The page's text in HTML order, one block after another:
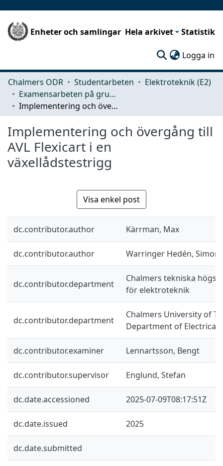
Enheter och samlingar Hela arkivet Statistik
Logga in
Chalmers ODR Studentarbeten
Elektroteknik (E2)
Examensarbeten på grundnivå
Implementering och övergång till AVL Flexicart i en växellådstestrigg
Implementering och övergång till
AVL Flexicart i en
växellådstestrigg
Visa enkel post
dc.contributor.author Kärrman, Max
dc.contributor.author Warringer Hedén, Simon
dc.contributor.department
Chalmers tekniska
för elektroteknik
dc.contributor.department
Chalmers University of
Department of Electrical
dc.contributor.examiner Lennartsson, Bengt
dc.contributor.supervisor Englund, Stefan
dc.date.accessioned 2025-07-09T08:17:51Z
dc.date.issued 2025
dc.date.submitted